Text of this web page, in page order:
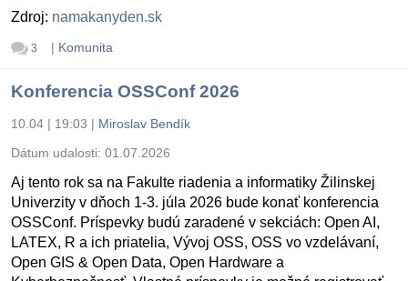
Zdroj: namakanyden.sk
3 | Komunita
Konferencia OSSConf 2026
10.04 | 19:03 | Miroslav Bendík
Dátum udalosti: 01.07.2026
Aj tento rok sa na Fakulte riadenia a informatiky Žilinskej
Univerzity v dňoch 1-3. júla 2026 bude konať konferencia
OSSConf. Príspevky budú zaradené v sekciách: Open AI,
LATEX, R a ich priatelia, Vývoj OSS, OSS vo vzdelávaní,
Open GIS & Open Data, Open Hardware a